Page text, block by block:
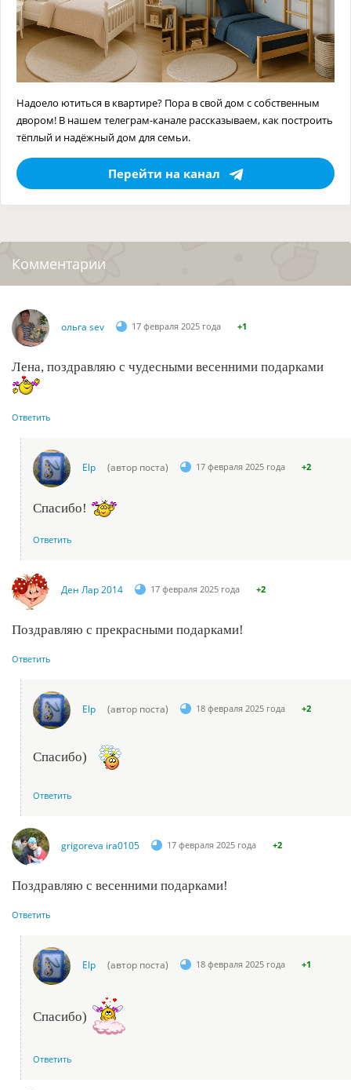
Надоело ютиться в квартире? Пора в свой дом с собственным
двором! В нашем телеграм-канале рассказываем, как построить
тёплый и надёжный дом для семьи.
Перейти на канал
Комментарии
ольга sev 17 февраля 2025 года +1
Лена, поздравляю с чудесными весенними подарками
Ответить
Elp (автор поста) 17 февраля 2025 года +2
Спасибо!
Ответить
Ден Лар 2014 17 февраля 2025 года +2
Поздравляю с прекрасными подарками!
Ответить
Elp (автор поста) 18 февраля 2025 года +2
Спасибо)
Ответить
grigoreva ira0105 17 февраля 2025 года +2
Поздравляю с весенними подарками!
Ответить
Elp (автор поста) 18 февраля 2025 года +1
Спасибо)
Ответить